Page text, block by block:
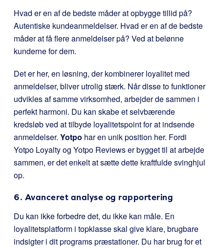
Hvad er en af de bedste måder at opbygge tillid på?
Autentiske kundeanmeldelser. Hvad er en af de bedste
måder at få flere anmeldelser på? Ved at belønne
kunderne for dem.
Det er her, en løsning, der kombinerer loyalitet med
anmeldelser, bliver utrolig stærk. Når disse to funktioner
udvikles af samme virksomhed, arbejder de sammen i
perfekt harmoni. Du kan skabe et selvbærende
kredsløb ved at tilbyde loyalitetspoint for at indsende
anmeldelser. Yotpo har en unik position her. Fordi
Yotpo Loyalty og Yotpo Reviews er bygget til at arbejde
sammen, er det enkelt at sætte dette kraftfulde svinghjul
op.
6. Avanceret analyse og rapportering
Du kan ikke forbedre det, du ikke kan måle. En
loyalitetsplatform i topklasse skal give klare, brugbare
indsigter i dit programs præstationer. Du har brug for et